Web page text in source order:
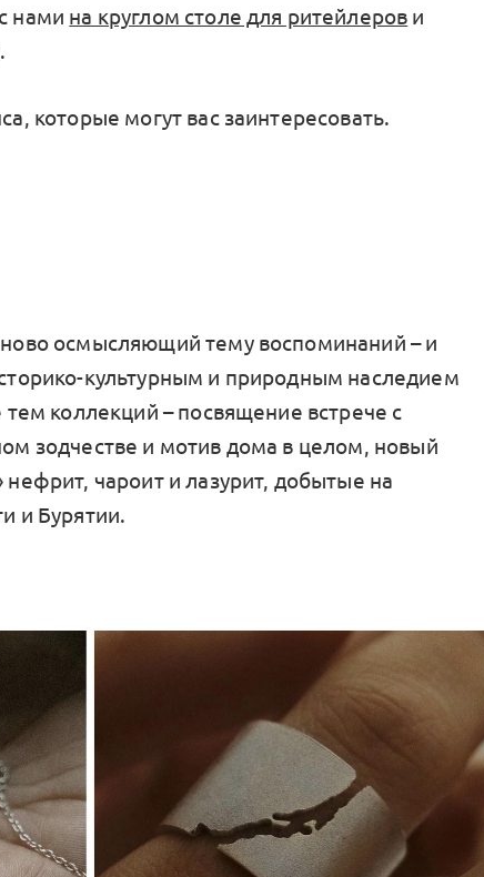
нами на круглом столе для ритейлеров и
которые могут вас заинтересовать.
осмысляющий тему воспоминаний – и
культурным и природным наследием
коллекций – посвящение встрече с
зодчестве и мотив дома в целом, новый
чароит и лазурит, добытые на
и Бурятии.